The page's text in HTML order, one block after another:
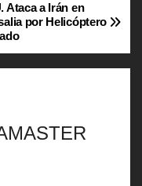
Ataca a Irán en
por Helicóptero